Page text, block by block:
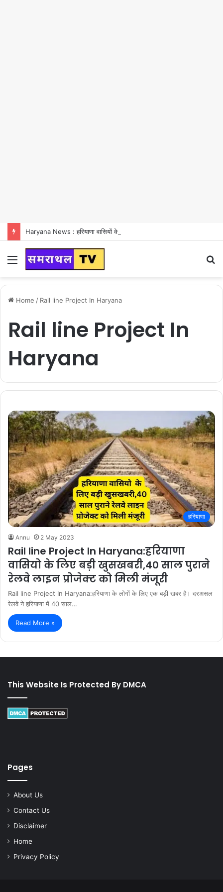
Menu
Home / Rail line Project In Haryana
Rail line Project In
Haryana
हरियाणा
Annu 2 May 2023
Rail line Project In Haryana:हरियाणा
वासियो के लिए बड़ी खुसखबरी,40 साल पुराने
रेलवे लाइन प्रोजेक्ट को मिली मंजूरी
Rail line Project In Haryana:हरियाणा के लोगों के लिए एक बड़ी खबर है। दरअसल
रेलवे ने हरियाणा में 40 साल…
Read More »
This Website Is Protected By DMCA
Pages
About Us
Contact Us
Disclaimer
Home
Privacy Policy